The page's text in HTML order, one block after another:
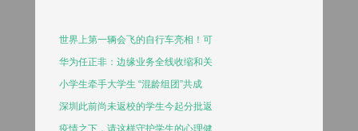
世界上第一辆会飞的自行车亮相！可
华为任正非：边缘业务全线收缩和关
小学生牵手大学生 “混龄组团”共成
深圳此前尚未返校的学生今起分批返
疫情之下，请这样守护学生的心理健